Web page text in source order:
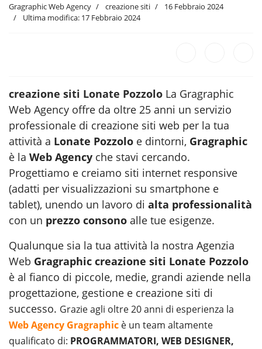
Gragraphic Web Agency creazione siti
16 Febbraio 2024
Ultima modifica: 17 Febbraio 2024
creazione siti Lonate Pozzolo La Gragraphic
Web Agency offre da oltre 25 anni un servizio
professionale di creazione siti web per la tua
attività a Lonate Pozzolo e dintorni, Gragraphic
è la Web Agency che stavi cercando.
Progettiamo e creiamo siti internet responsive
(adatti per visualizzazioni su smartphone e
tablet), unendo un lavoro di alta professionalità
con un prezzo consono alle tue esigenze.
Qualunque sia la tua attività la nostra Agenzia
Web Gragraphic creazione siti Lonate Pozzolo
è al fianco di piccole, medie, grandi aziende nella
progettazione, gestione e creazione siti di
successo. Grazie agli oltre 20 anni di esperienza la
Web Agency Gragraphic è un team altamente
qualificato di: PROGRAMMATORI, WEB DESIGNER,